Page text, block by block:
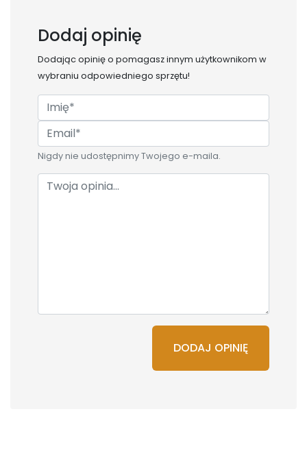
Dodaj opinię
Dodając opinię o pomagasz innym użytkownikom w
wybraniu odpowiedniego sprzętu!
Nigdy nie udostępnimy Twojego e-maila.
DODAJ OPINIĘ